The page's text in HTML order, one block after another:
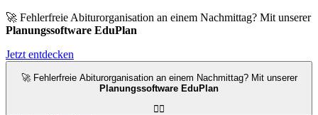
🚀 Fehlerfreie Abiturorganisation an einem Nachmittag? Mit unserer
Planungssoftware EduPlan
Jetzt entdecken
🚀 Fehlerfreie Abiturorganisation an einem Nachmittag? Mit unserer
Planungssoftware EduPlan
